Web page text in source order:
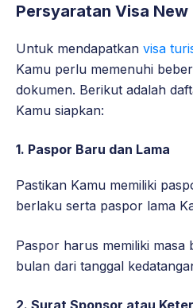
Persyaratan Visa New
Untuk mendapatkan visa
Kamu perlu memenuhi
dokumen. Berikut adalah
Kamu siapkan:
1. Paspor Baru dan Lama
Pastikan Kamu memiliki
berlaku serta paspor lama
Paspor harus memiliki masa
bulan dari tanggal
2. Surat Sponsor atau